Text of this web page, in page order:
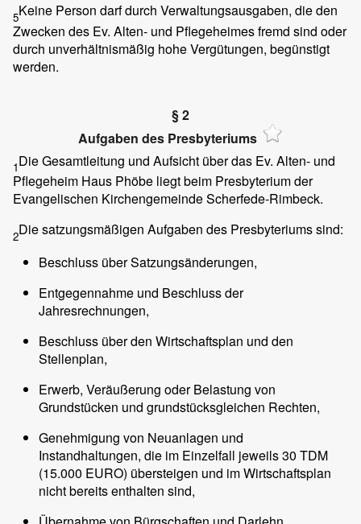
5Keine Person darf durch Verwaltungsausgaben, die den
Zwecken des Ev. Alten- und Pflegeheimes fremd sind oder
durch unverhältnismäßig hohe Vergütungen, begünstigt
werden.
§ 2
Aufgaben des Presbyteriums
1Die Gesamtleitung und Aufsicht über das Ev. Alten- und
Pflegeheim Haus Phöbe liegt beim Presbyterium der
Evangelischen Kirchengemeinde Scherfede-Rimbeck.
2Die satzungsmäßigen Aufgaben des Presbyteriums sind:
Beschluss über Satzungsänderungen,
Entgegennahme und Beschluss der
Jahresrechnungen,
Beschluss über den Wirtschaftsplan und den
Stellenplan,
Erwerb, Veräußerung oder Belastung von
Grundstücken und grundstücksgleichen Rechten,
Genehmigung von Neuanlagen und
Instandhaltungen, die im Einzelfall jeweils 30 TDM
(15.000 EURO) übersteigen und im Wirtschaftsplan
nicht bereits enthalten sind,